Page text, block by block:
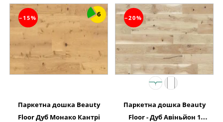
−15% 6
Паркетна дошка Beauty
Floor Дуб Монако Кантрі
−20%
Паркетна дошка Beauty
Floor - Дуб Авіньйон 1